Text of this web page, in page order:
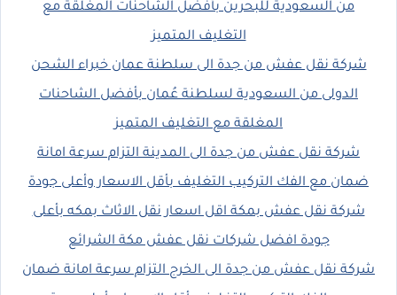
من السعودية للبحرين بأفضل الشاحنات المغلقة مع
التغليف المتميز
شركة نقل عفش من جدة الى سلطنة عمان خبراء الشحن
الدولى من السعودية لسلطنة عُمان بأفضل الشاحنات
المغلقة مع التغليف المتميز
شركة نقل عفش من جدة الى المدينة التزام سرعة امانة
ضمان مع الفك التركيب التغليف بأقل الاسعار وأعلى جودة
شركة نقل عفش بمكة اقل اسعار نقل الاثاث بمكه بأعلى
جودة افضل شركات نقل عفش مكة الشرائع
شركة نقل عفش من جدة الى الخرج التزام سرعة امانة ضمان